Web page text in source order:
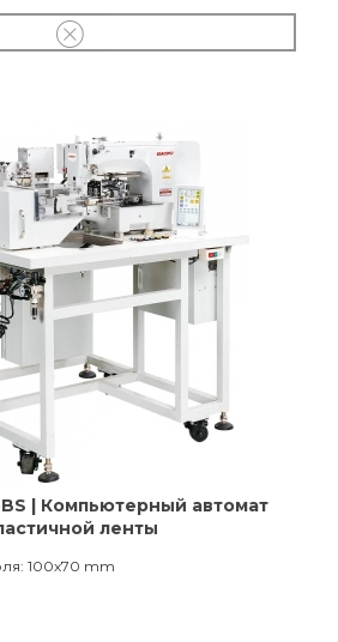
| Компьютерный автомат
ленты
100x70 mm